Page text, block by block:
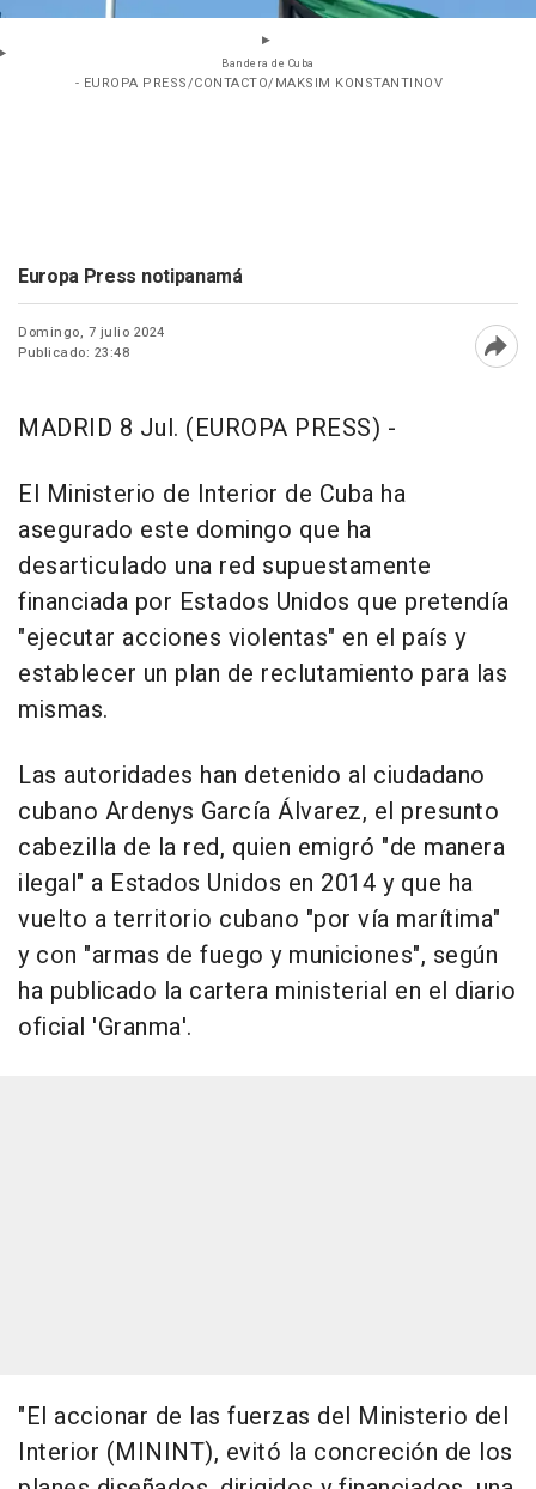
Bandera de Cuba
- EUROPA PRESS/CONTACTO/MAKSIM KONSTANTINOV
Europa Press notipanamá
Domingo, 7 julio 2024
Publicado: 23:48
MADRID 8 Jul. (EUROPA PRESS) -
El Ministerio de Interior de Cuba ha
asegurado este domingo que ha
desarticulado una red supuestamente
financiada por Estados Unidos que pretendía
"ejecutar acciones violentas" en el país y
establecer un plan de reclutamiento para las
mismas.
Las autoridades han detenido al ciudadano
cubano Ardenys García Álvarez, el presunto
cabezilla de la red, quien emigró "de manera
ilegal" a Estados Unidos en 2014 y que ha
vuelto a territorio cubano "por vía marítima"
y con "armas de fuego y municiones", según
ha publicado la cartera ministerial en el diario
oficial 'Granma'.
"El accionar de las fuerzas del Ministerio del
Interior (MININT), evitó la concreción de los